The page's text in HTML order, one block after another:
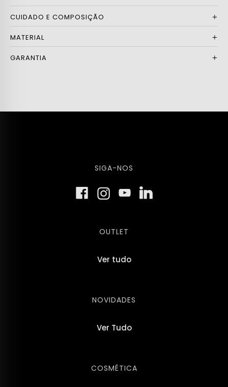
CUIDADO E COMPOSIÇÃO
MATERIAL
GARANTIA
SIGA-NOS
OUTLET
Ver tudo
NOVIDADES
Ver Tudo
COSMÉTICA